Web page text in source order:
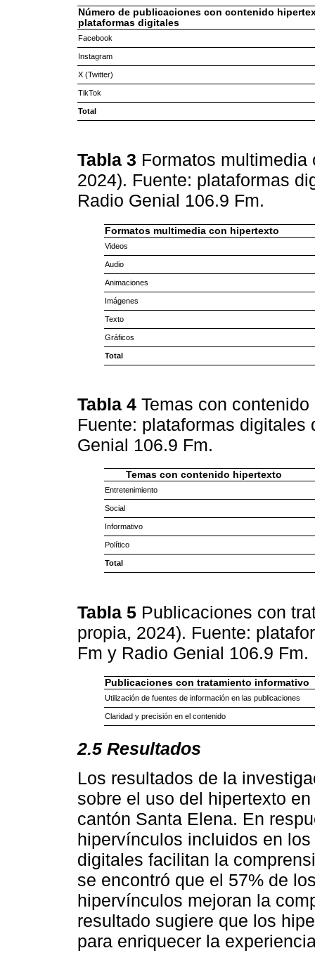
Número de publicaciones con contenido
plataformas digitales
Facebook
Instagram
X (Twitter)
TikTok
Total
Tabla 3 Formatos
2024). Fuente: plataformas
Radio Genial 106.9 Fm.
Formatos multimedia con hipertexto
Videos
Audio
Animaciones
Imágenes
Texto
Gráficos
Total
Tabla 4 Temas con
Fuente: plataformas
Genial 106.9 Fm.
Temas con contenido hipertexto
Entretenimiento
Social
Informativo
Político
Total
Tabla 5 Publicaciones con
propia, 2024). Fuente:
Fm y Radio Genial 106.9 Fm.
Publicaciones con tratamiento informativo
Utilización de fuentes de información en las publicaciones
Claridad y precisión en el contenido
2.5 Resultados
Los resultados de la
sobre el uso del hipertexto
cantón Santa Elena. En
hipervínculos incluidos en
digitales facilitan la
se encontró que el 57% de
hipervínculos mejoran la
resultado sugiere que los
para enriquecer la